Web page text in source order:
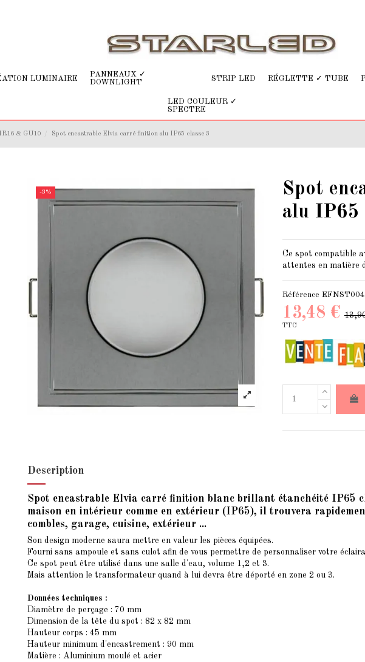
LUMINAIRE
PANNEAUX ✓
DOWNLIGHT
STRIP LED RÉGLETTE ✓ TUBE
LED COULEUR ✓
SPECTRE
& GU10 Spot encastrable Elvia carré finition alu IP65 classe 3
-3%
Spot
alu IP65
Ce spot compatible
attentes en matière
Référence EFNST004
13,48 €
TTC
Description
Spot encastrable Elvia carré finition blanc brillant étanchéité IP65
maison en intérieur comme en extérieur (IP65), il trouvera
combles, garage, cuisine, extérieur ...
Son design moderne saura mettre en valeur les pièces équipées.
Fourni sans ampoule et sans culot afin de vous permettre de personnaliser votre
Ce spot peut être utilisé dans une salle d'eau, volume 1,2 et 3.
Mais attention le transformateur quand à lui devra être déporté en zone 2 ou 3.
Données techniques :
Diamètre de perçage : 70 mm
Dimension de la tête du spot : 82 x 82 mm
Hauteur corps : 45 mm
Hauteur minimum d'encastrement : 90 mm
Matière : Aluminium moulé et acier